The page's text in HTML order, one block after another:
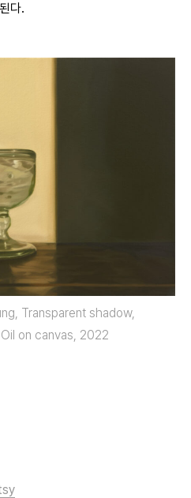
다.
Transparent shadow,
on canvas, 2022